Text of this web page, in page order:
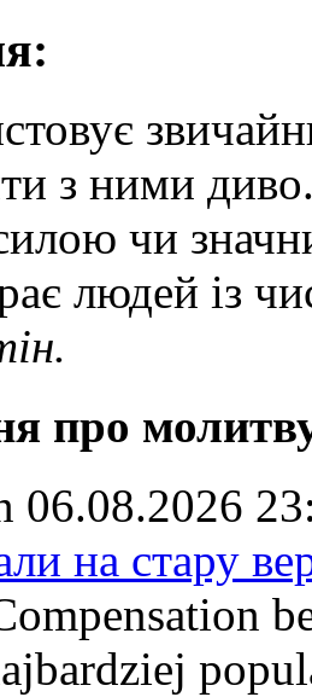
з ними
чи
людей із
про
06.08.2026
на стару